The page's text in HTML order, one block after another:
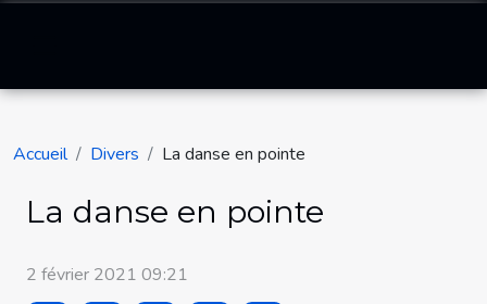
Accueil Divers La danse en pointe
La danse en pointe
2 février 2021 09:21